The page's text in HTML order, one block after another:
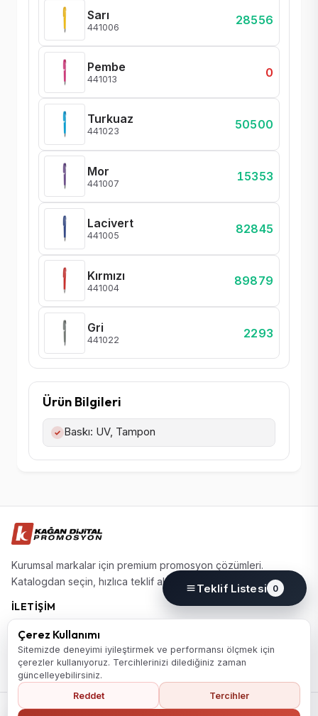
Sarı
441006 28556
Pembe
441013 0
Turkuaz
441023 50500
Mor
441007 15353
Lacivert
441005 82845
Kırmızı
441004 89879
Gri
441022 2293
Ürün Bilgileri
✓ Baskı: UV, Tampon
Kurumsal markalar için premium promosyon çözümleri.
Katalogdan seçin, hızlıca teklif alın.
İLETIŞIM
(0224) 220 77 77
info@kagandijital.com
Nilüfer / Bursa
© 2026 KD Promosyon. Tüm hakları saklıdır.
Teklif Listesi 0
Çerez Kullanımı
Sitemizde deneyimi iyileştirmek ve performansı ölçmek için
çerezler kullanıyoruz. Tercihlerinizi dilediğiniz zaman
güncelleyebilirsiniz.
Reddet
Tercihler